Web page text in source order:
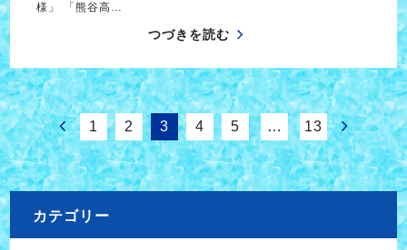
様」 「熊谷高…
つづきを読む
1 2 3 4 5 … 13
カテゴリー